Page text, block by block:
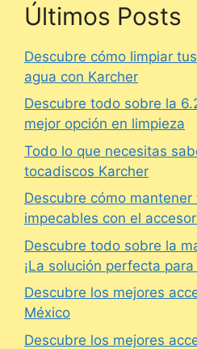
Últimos Posts
Descubre cómo limpiar
agua con Karcher
Descubre todo sobre la
mejor opción en limpieza
Todo lo que necesitas
tocadiscos Karcher
Descubre cómo
impecables con el
Descubre todo sobre la
¡La solución perfecta
Descubre los mejores
México
Descubre los mejores